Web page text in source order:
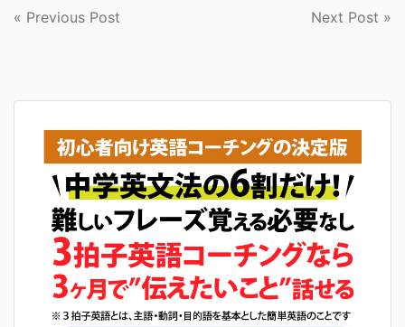
投
ナ
« Previous Post Next Post »